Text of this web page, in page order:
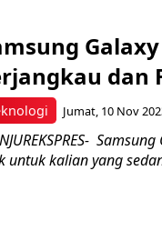
dan
Jumat, 10 Nov
untuk kalian yang